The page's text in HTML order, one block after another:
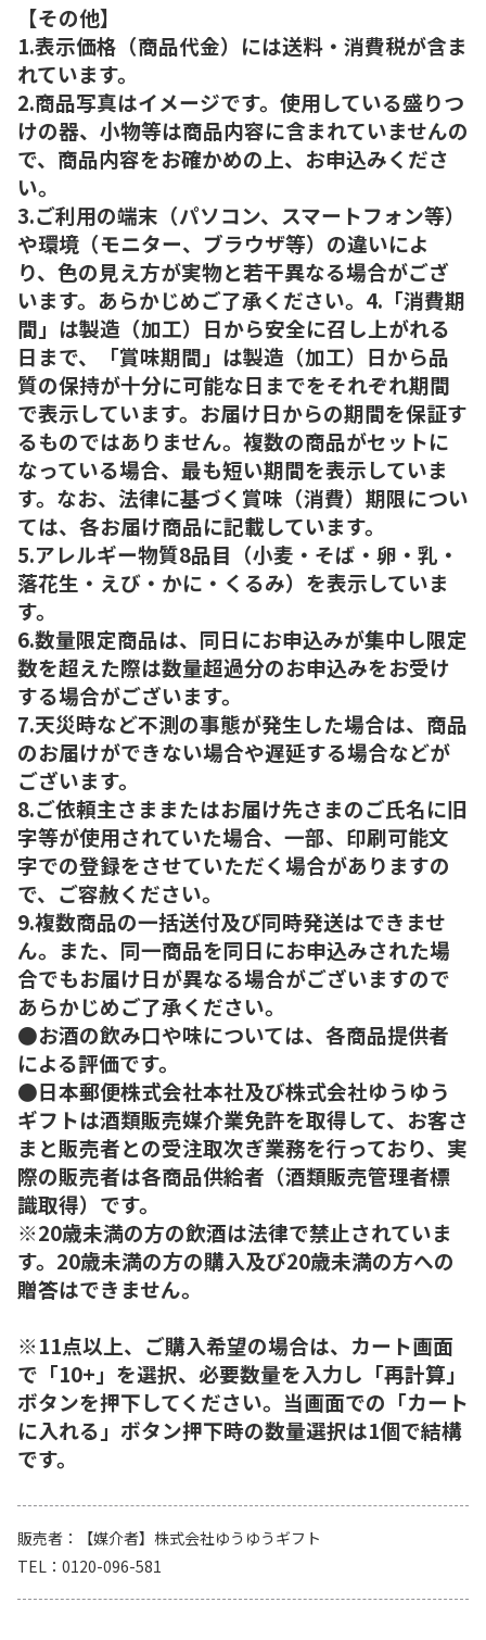
【その他】
1.表示価格（商品代金）には送料・消費税が含ま
れています。
2.商品写真はイメージです。使用している盛りつ
けの器、小物等は商品内容に含まれていませんの
で、商品内容をお確かめの上、お申込みくださ
い。
3.ご利用の端末（パソコン、スマートフォン等）
や環境（モニター、ブラウザ等）の違いによ
り、色の見え方が実物と若干異なる場合がござ
います。あらかじめご了承ください。4.「消費期
間」は製造（加工）日から安全に召し上がれる
日まで、「賞味期間」は製造（加工）日から品
質の保持が十分に可能な日までをそれぞれ期間
で表示しています。お届け日からの期間を保証す
るものではありません。複数の商品がセットに
なっている場合、最も短い期間を表示していま
す。なお、法律に基づく賞味（消費）期限につい
ては、各お届け商品に記載しています。
5.アレルギー物質8品目（小麦・そば・卵・乳・
落花生・えび・かに・くるみ）を表示していま
す。
6.数量限定商品は、同日にお申込みが集中し限定
数を超えた際は数量超過分のお申込みをお受け
する場合がございます。
7.天災時など不測の事態が発生した場合は、商品
のお届けができない場合や遅延する場合などが
ございます。
8.ご依頼主さままたはお届け先さまのご氏名に旧
字等が使用されていた場合、一部、印刷可能文
字での登録をさせていただく場合がありますの
で、ご容赦ください。
9.複数商品の一括送付及び同時発送はできませ
ん。また、同一商品を同日にお申込みされた場
合でもお届け日が異なる場合がございますので
あらかじめご了承ください。
●お酒の飲み口や味については、各商品提供者
による評価です。
●日本郵便株式会社本社及び株式会社ゆうゆう
ギフトは酒類販売媒介業免許を取得して、お客さ
まと販売者との受注取次ぎ業務を行っており、実
際の販売者は各商品供給者（酒類販売管理者標
識取得）です。
※20歳未満の方の飲酒は法律で禁止されていま
す。20歳未満の方の購入及び20歳未満の方への
贈答はできません。
※11点以上、ご購入希望の場合は、カート画面
で「10+」を選択、必要数量を入力し「再計算」
ボタンを押下してください。当画面での「カート
に入れる」ボタン押下時の数量選択は1個で結構
です。
販売者
【媒介者】株式会社ゆうゆうギフト
TEL
0120-096-581